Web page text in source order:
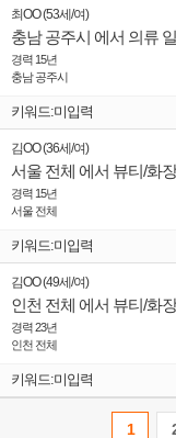
최OO(53세 /여)
경력 15년
충남 공주시
키워드:미입력
김OO(36세 /여)
경력 15년
서울 전체
키워드:미입력
김OO(49세 /여)
경력 23년
인천 전체
키워드:미입력
1